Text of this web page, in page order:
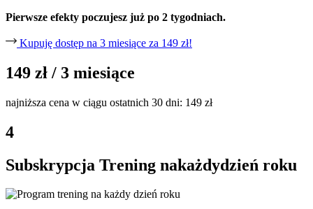
Pierwsze efekty poczujesz już po 2 tygodniach.
Kupuję dostęp na 3 miesiące za 149 zł!
149 zł / 3 miesiące
najniższa cena w ciągu ostatnich 30 dni: 149 zł
4
Subskrypcja Trening nakażdydzień roku